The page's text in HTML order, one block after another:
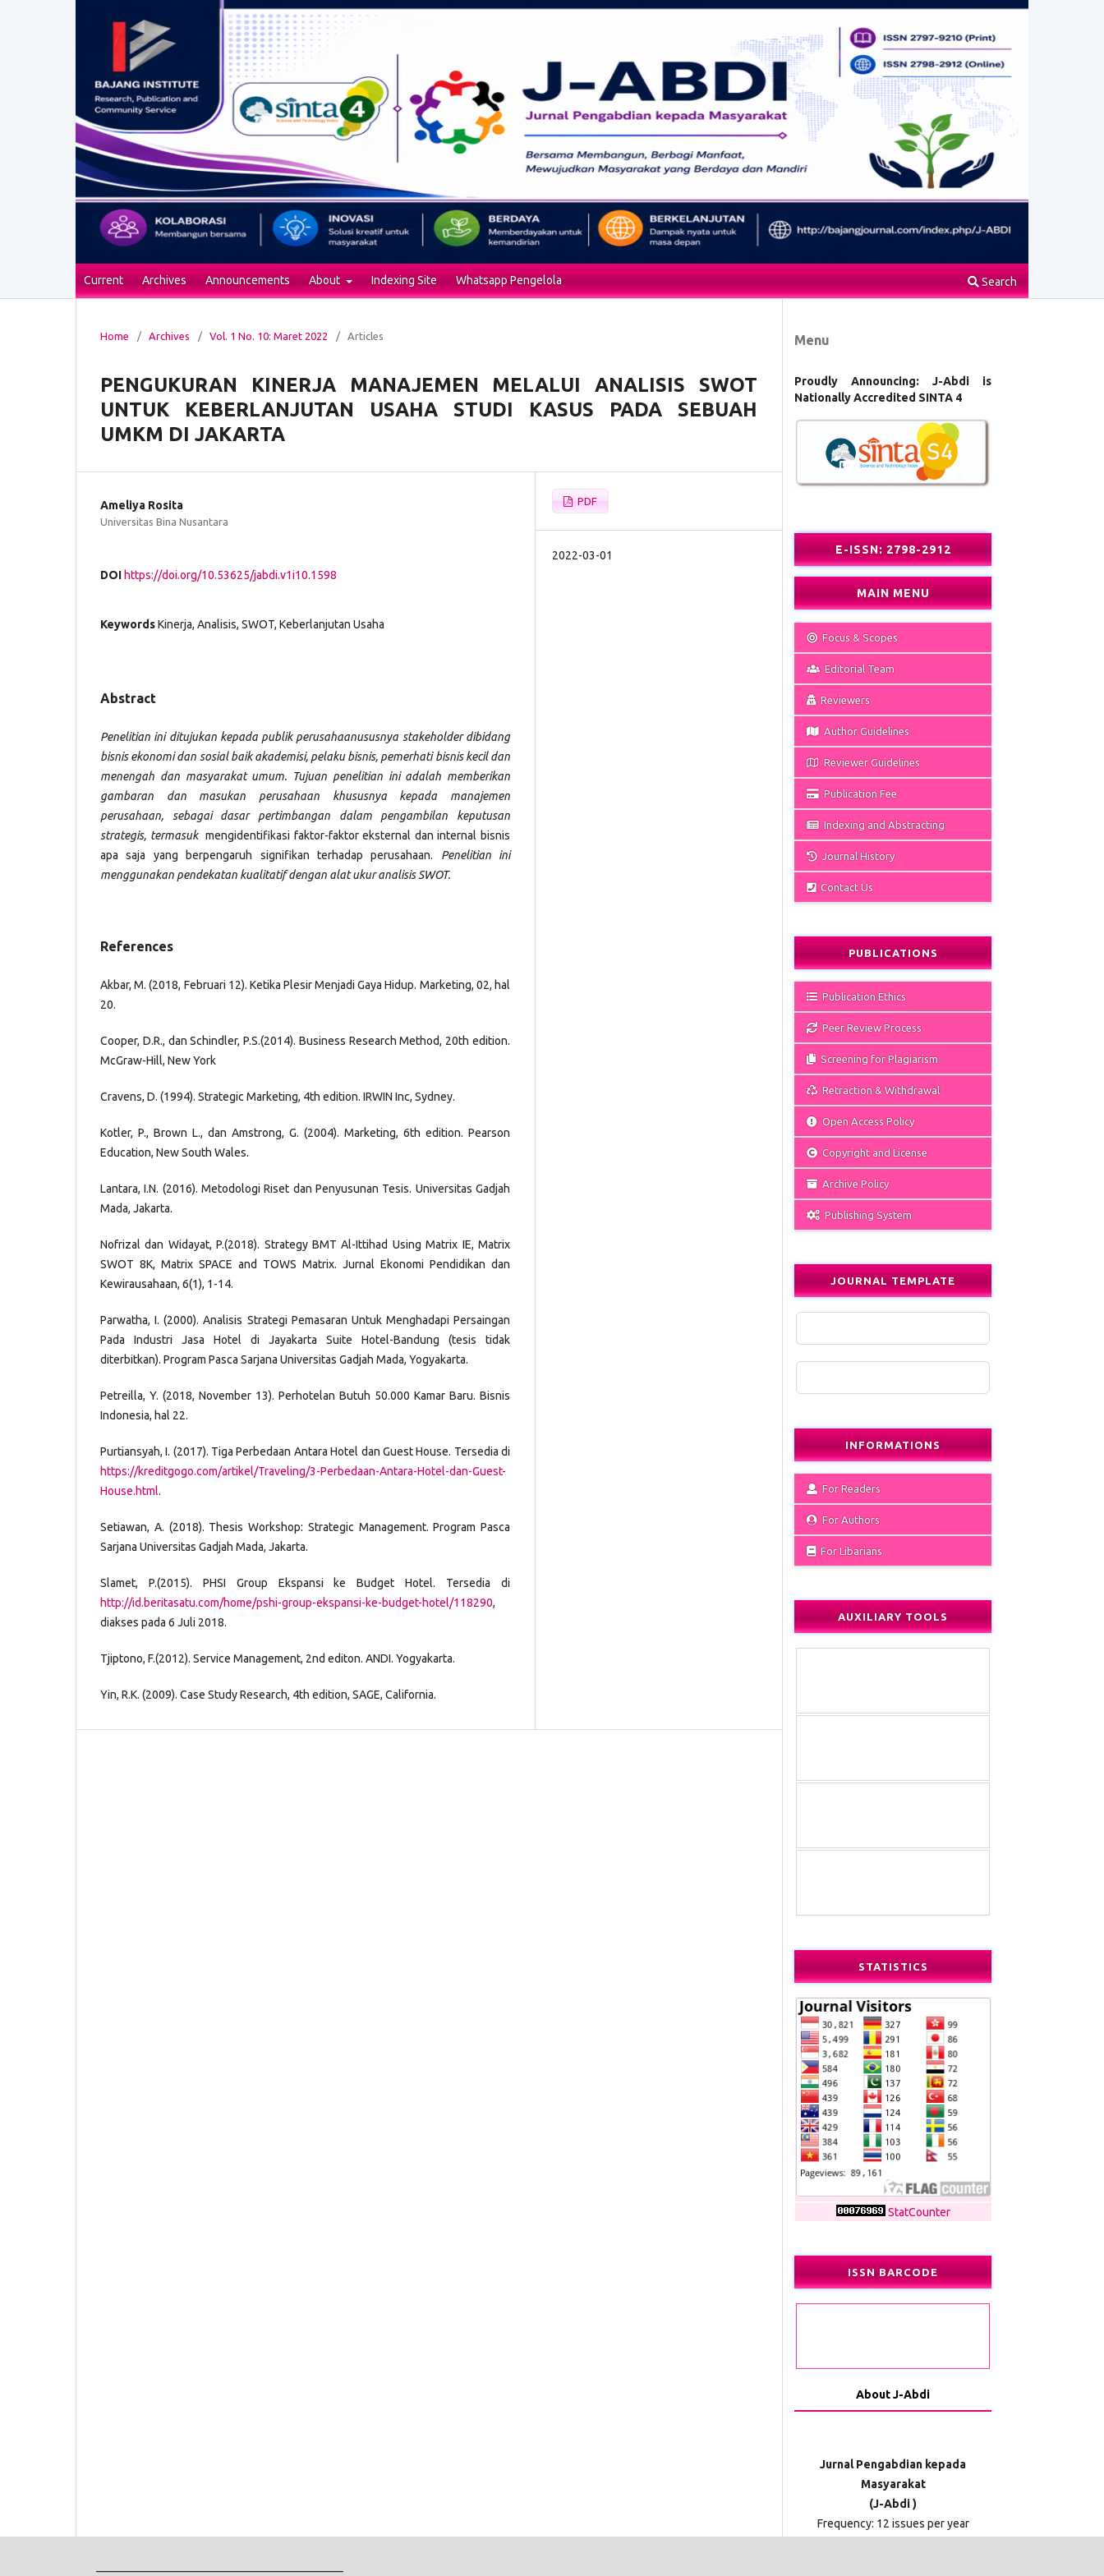
Current Archives Announcements About Indexing Site Whatsapp Pengelola Search
Home / Archives / Vol. 1 No. 10: Maret 2022 / Articles
PENGUKURAN KINERJA MANAJEMEN MELALUI ANALISIS SWOT
UNTUK KEBERLANJUTAN USAHA STUDI KASUS PADA SEBUAH
UMKM DI JAKARTA
Ameliya Rosita
Universitas Bina Nusantara
DOI https://doi.org/10.53625/jabdi.v1i10.1598
KeywordsKinerja, Analisis, SWOT, Keberlanjutan Usaha
Abstract
Penelitian ini ditujukan kepada publik perusahaanususnya stakeholder dibidang
bisnis ekonomi dan sosial baik akademisi, pelaku bisnis, pemerhati bisnis kecil dan
menengah dan masyarakat umum. Tujuan penelitian ini adalah memberikan
gambaran dan masukan perusahaan khususnya kepada manajemen
perusahaan, sebagai dasar pertimbangan dalam pengambilan keputusan
strategis, termasuk mengidentifikasi faktor-faktor eksternal dan internal bisnis
apa saja yang berpengaruh signifikan terhadap perusahaan. Penelitian ini
menggunakan pendekatan kualitatif dengan alat ukur analisis SWOT.
References
Akbar, M. (2018, Februari 12). Ketika Plesir Menjadi Gaya Hidup. Marketing, 02, hal
20.
Cooper, D.R., dan Schindler, P.S.(2014). Business Research Method, 20th edition.
McGraw-Hill, New York
Cravens, D. (1994). Strategic Marketing, 4th edition. IRWIN Inc, Sydney.
Kotler, P., Brown L., dan Amstrong, G. (2004). Marketing, 6th edition. Pearson
Education, New South Wales.
Lantara, I.N. (2016). Metodologi Riset dan Penyusunan Tesis. Universitas Gadjah
Mada, Jakarta.
Nofrizal dan Widayat, P.(2018). Strategy BMT Al-Ittihad Using Matrix IE, Matrix
SWOT 8K, Matrix SPACE and TOWS Matrix. Jurnal Ekonomi Pendidikan dan
Kewirausahaan, 6(1), 1-14.
Parwatha, I. (2000). Analisis Strategi Pemasaran Untuk Menghadapi Persaingan
Pada Industri Jasa Hotel di Jayakarta Suite Hotel-Bandung (tesis tidak
diterbitkan). Program Pasca Sarjana Universitas Gadjah Mada, Yogyakarta.
Petreilla, Y. (2018, November 13). Perhotelan Butuh 50.000 Kamar Baru. Bisnis
Indonesia, hal 22.
Purtiansyah, I. (2017). Tiga Perbedaan Antara Hotel dan Guest House. Tersedia di
https://kreditgogo.com/artikel/Traveling/3-Perbedaan-Antara-Hotel-dan-Guest-
House.html.
Setiawan, A. (2018). Thesis Workshop: Strategic Management. Program Pasca
Sarjana Universitas Gadjah Mada, Jakarta.
Slamet, P.(2015). PHSI Group Ekspansi ke Budget Hotel. Tersedia di
http://id.beritasatu.com/home/pshi-group-ekspansi-ke-budget-hotel/118290,
diakses pada 6 Juli 2018.
Tjiptono, F.(2012). Service Management, 2nd editon. ANDI. Yogyakarta.
Yin, R.K. (2009). Case Study Research, 4th edition, SAGE, California.
PDF
2022-03-01
Menu
Proudly Announcing: J-Abdi is
Nationally Accredited SINTA 4
E-ISSN: 2798-2912
MAIN MENU
Focus & Scopes
Editorial Team
Reviewers
Author Guidelines
Reviewer Guidelines
Publication Fee
Indexing and Abstracting
Journal History
Contact Us
PUBLICATIONS
Publication Ethics
Peer Review Process
Screening for Plagiarism
Retraction & Withdrawal
Open Access Policy
Copyright and License
Archive Policy
Publishing System
JOURNAL TEMPLATE
INFORMATIONS
For Readers
For Authors
For Libarians
AUXILIARY TOOLS
STATISTICS
StatCounter
ISSN BARCODE
About J-Abdi
Jurnal Pengabdian kepada
Masyarakat
(J-Abdi )
Frequency: 12 issues per year